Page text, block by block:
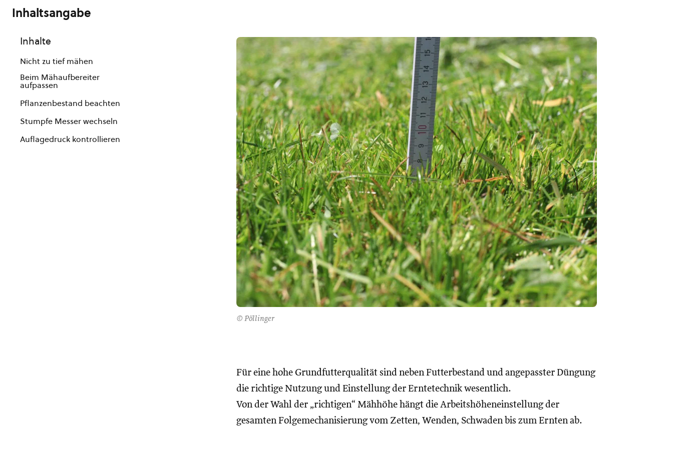
© Pöllinger
Für eine hohe Grundfutterqualität sind neben Futterbestand und angepasster Düngung
die richtige Nutzung und Einstellung der Erntetechnik wesentlich.
Von der Wahl der „richtigen“ Mähhöhe hängt die Arbeitshöheneinstellung der
gesamten Folgemechanisierung vom Zetten, Wenden, Schwaden bis zum Ernten ab.
Inhaltsangabe
Inhalte
Nicht zu tief mähen
Beim Mähaufbereiter
aufpassen
Pflanzenbestand beachten
Stumpfe Messer wechseln
Auflagedruck kontrollieren